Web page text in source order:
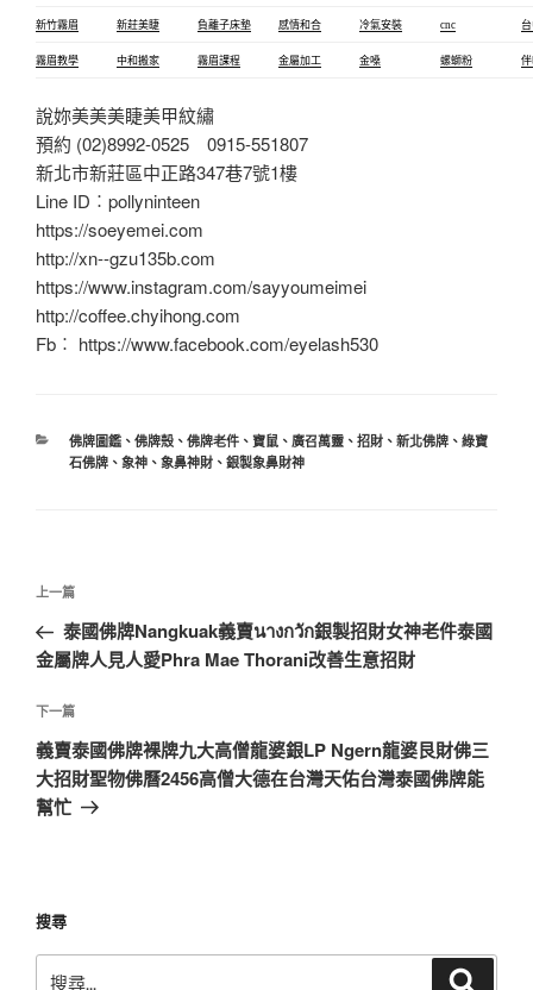
新竹霧眉 新莊美睫 負離子床墊 感情和合 冷氣安裝 cnc
霧眉教學 中和搬家 霧眉課程 金屬加工 金嗓 螺螄粉
說妳美美美睫美甲紋繡
預約 (02)8992-0525 0915-551807
新北市新莊區中正路347巷7號1樓
Line ID︰pollyninteen
https://soeyemei.com
http://xn--gzu135b.com
https://www.instagram.com/sayyoumeimei
http://coffee.chyihong.com
Fb︰ https://www.facebook.com/eyelash530
分
類
佛牌圖鑑、 佛牌殼、 佛牌老件、 寶鼠、 廣召萬靈、 招財、 新北佛牌、 綠寶
石佛牌、 象神、 象鼻神財、 銀製象鼻財神
文
導
覽
上
一
篇
章
上一篇
泰國佛牌Nangkuak義賣นางกวัก銀製招財女神老件泰國
金屬牌人見人愛Phra Mae Thorani改善生意招財
下
一
篇
文
下一篇
義賣泰國佛牌裸牌九大高僧龍婆銀LP Ngern龍婆艮財佛三
大招財聖物佛曆2456高僧大德在台灣天佑台灣泰國佛牌能
幫忙
搜尋